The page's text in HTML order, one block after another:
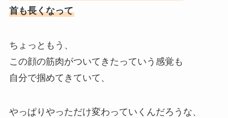
首も長くなって
ちょっともう、
この顔の筋肉がついてきたっていう感覚も
自分で掴めてきていて、
やっぱりやっただけ変わっていくんだろうな、